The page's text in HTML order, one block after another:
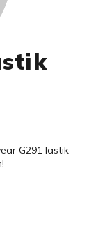
G291 lastik